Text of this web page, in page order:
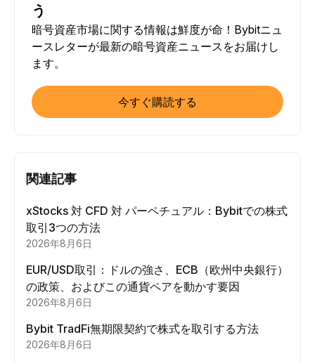
う
暗号資産市場に関する情報は鮮度が命！Bybitニュ
ースレターが最新の暗号資産ニュースをお届けし
ます。
今すぐ購読する
関連記事
xStocks 対 CFD 対 パーペチュアル：Bybitでの株式
取引3つの方法
2026年8月6日
EUR/USD取引：ドルの強さ、ECB（欧州中央銀行）
の政策、およびこの通貨ペアを動かす要因
2026年8月6日
Bybit TradFi無期限契約で株式を取引する方法
2026年8月6日